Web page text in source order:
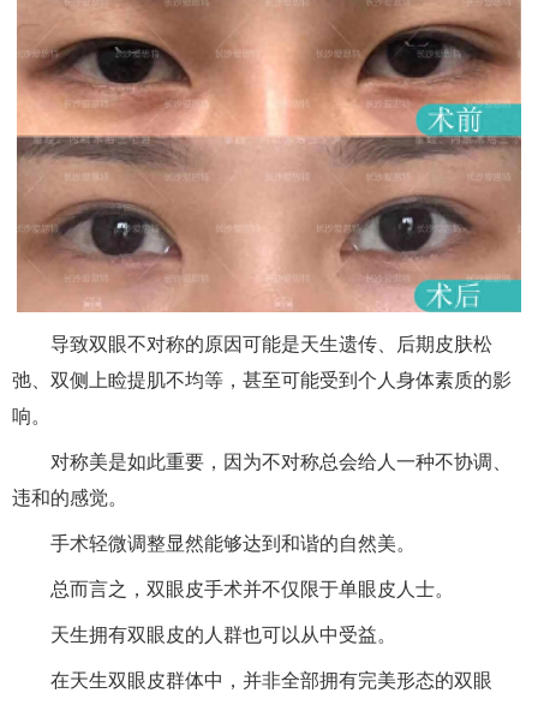
导致双眼不对称的原因可能是天生遗传、后期皮肤松
弛、双侧上睑提肌不均等，甚至可能受到个人身体素质的影
响。
对称美是如此重要，因为不对称总会给人一种不协调、
违和的感觉。
手术轻微调整显然能够达到和谐的自然美。
总而言之，双眼皮手术并不仅限于单眼皮人士。
天生拥有双眼皮的人群也可以从中受益。
在天生双眼皮群体中，并非全部拥有完美形态的双眼